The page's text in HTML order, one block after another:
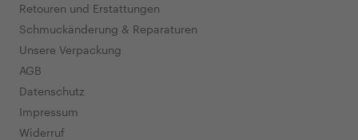
Retouren und Erstattungen
Schmuckänderung & Reparaturen
Unsere Verpackung
AGB
Datenschutz
Impressum
Widerruf